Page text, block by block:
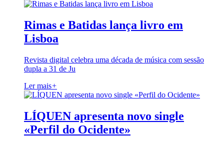
Rimas e Batidas lança livro em
Lisboa
Revista digital celebra uma década de música com sessão
dupla a 31 de Ju
Ler mais+
LÍQUEN apresenta novo single
«Perfil do Ocidente»